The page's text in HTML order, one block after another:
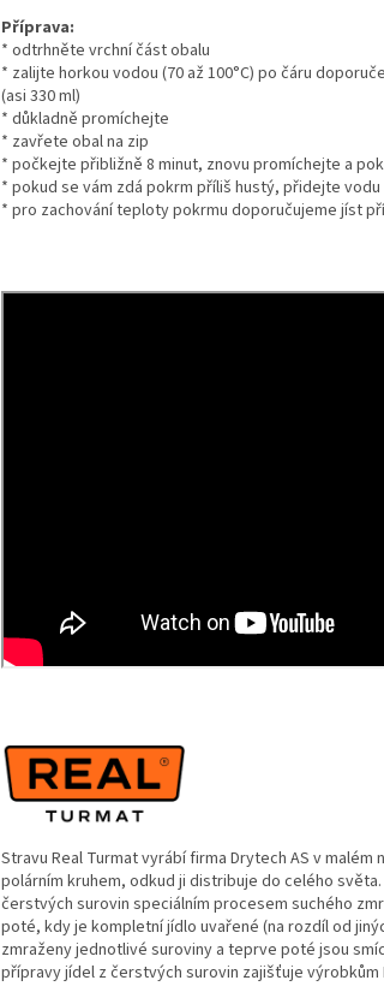
Příprava:
* odtrhněte vrchní část obalu
* zalijte horkou vodou (70 až 100°C) po čáru
(asi 330 ml)
* důkladně promíchejte
* zavřete obal na zip
* počkejte přibližně 8 minut, znovu promíchejte a
* pokud se vám zdá pokrm příliš hustý, přidejte vodu
* pro zachování teploty pokrmu doporučujeme jíst
Stravu Real Turmat vyrábí firma Drytech AS v
polárním kruhem, odkud ji distribuje do celého
čerstvých surovin speciálním procesem suchého
poté, kdy je kompletní jídlo uvařené (na rozdíl od
zmraženy jednotlivé suroviny a teprve poté jsou
přípravy jídel z čerstvých surovin zajišťuje výrobkům